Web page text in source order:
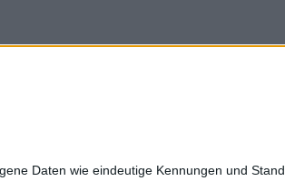
Daten wie eindeutige Kennungen und